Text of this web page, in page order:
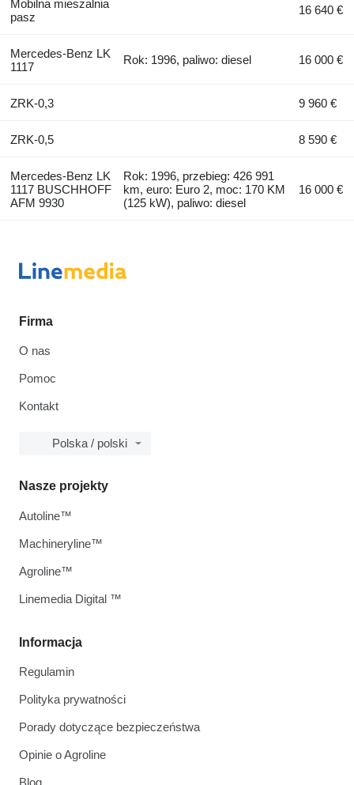
Mobilna mieszalnia
pasz
16 640 €
Mercedes-Benz LK
1117
Rok: 1996, paliwo: diesel 16 000 €
ZRK-0,3 9 960 €
ZRK-0,5 8 590 €
Mercedes-Benz LK
1117 BUSCHHOFF
AFM 9930
Rok: 1996, przebieg: 426 991
km, euro: Euro 2, moc: 170 KM
(125 kW), paliwo: diesel
16 000 €
Firma
O nas
Pomoc
Kontakt
Polska / polski
Informacja
Regulamin
Polityka prywatności
Porady dotyczące bezpieczeństwa
Opinie o Agroline
Blog
Nasze projekty
Autoline™
Machineryline™
Agroline™
Linemedia Digital ™